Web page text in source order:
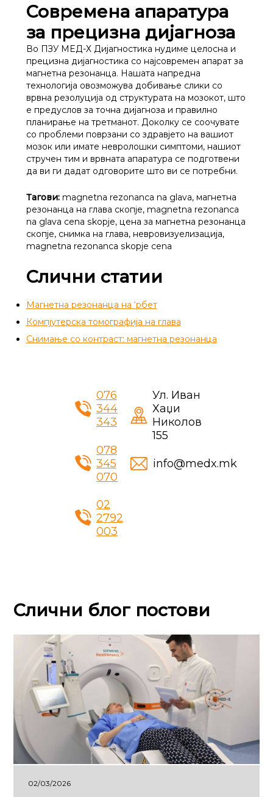
Современа апаратура
за прецизна дијагноза
Во ПЗУ МЕД-Х Дијагностика нудиме целосна и
прецизна дијагностика со најсовремен апарат за
магнетна резонанца. Нашата напредна
технологија овозможува добивање слики со
врвна резолуција од структурата на мозокот, што
е предуслов за точна дијагноза и правилно
планирање на третманот. Доколку се соочувате
со проблеми поврзани со здравјето на вашиот
мозок или имате невролошки симптоми, нашиот
стручен тим и врвната апаратура се подготвени
да ви ги дадат одговорите што ви се потребни.
Тагови:magnetna rezonanca na glava, магнетна
резонанца на глава скопје, magnetna rezonanca
na glava cena skopje, цена за магнетна резонанца
скопје, снимка на глава, невровизуелизација,
magnetna rezonanca skopje cena
Слични статии
Магнетна резонанца на ‘рбет
Компјутерска томографија на глава
Снимање со контраст: магнетна резонанца
076
344
343
078
345
070
02
2792
003
Ул. Иван
Хаџи
Николов
155
info@medx.mk
Слични блог постови
02/03/2026